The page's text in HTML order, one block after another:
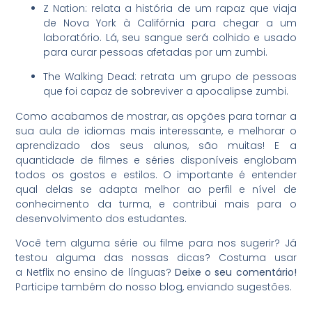
Z Nation: relata a história de um rapaz que viaja
de Nova York à Califórnia para chegar a um
laboratório. Lá, seu sangue será colhido e usado
para curar pessoas afetadas por um zumbi.
The Walking Dead: retrata um grupo de pessoas
que foi capaz de sobreviver a apocalipse zumbi.
Como acabamos de mostrar, as opções para tornar a
sua aula de idiomas mais interessante, e melhorar o
aprendizado dos seus alunos, são muitas! E a
quantidade de filmes e séries disponíveis englobam
todos os gostos e estilos. O importante é entender
qual delas se adapta melhor ao perfil e nível de
conhecimento da turma, e contribui mais para o
desenvolvimento dos estudantes.
Você tem alguma série ou filme para nos sugerir? Já
testou alguma das nossas dicas? Costuma usar
a Netflix no ensino de línguas? Deixe o seu comentário!
Participe também do nosso blog, enviando sugestões.